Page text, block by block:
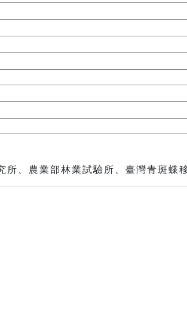
所、農業部林業試驗所、臺灣青斑蝶